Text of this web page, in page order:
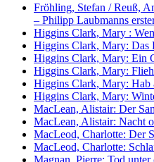
Fröhling, Stefan / Reuß,
– Philipp Laubmanns
Higgins Clark, Mary :
Higgins Clark, Mary: Das
Higgins Clark, Mary: Ein
Higgins Clark, Mary:
Higgins Clark, Mary: Hab
Higgins Clark, Mary:
MacLean, Alistair: Der
MacLean, Alistair: Nacht
MacLeod, Charlotte: Der
MacLeod, Charlotte:
Magnan, Pierre: Tod